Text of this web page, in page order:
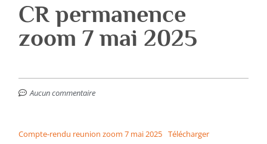
CR permanence
zoom 7 mai 2025
Aucun commentaire
Compte-rendu reunion zoom 7 mai 2025 Télécharger